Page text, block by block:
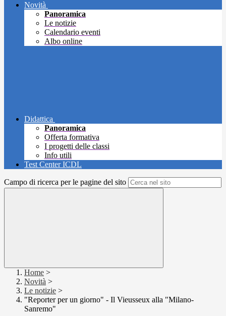
Novità
Panoramica
Le notizie
Calendario eventi
Albo online
Didattica
Panoramica
Offerta formativa
I progetti delle classi
Info utili
Test Center ICDL
Campo di ricerca per le pagine del sito
Home >
Novità >
Le notizie >
"Reporter per un giorno" - Il Vieusseux alla "Milano-
Sanremo"